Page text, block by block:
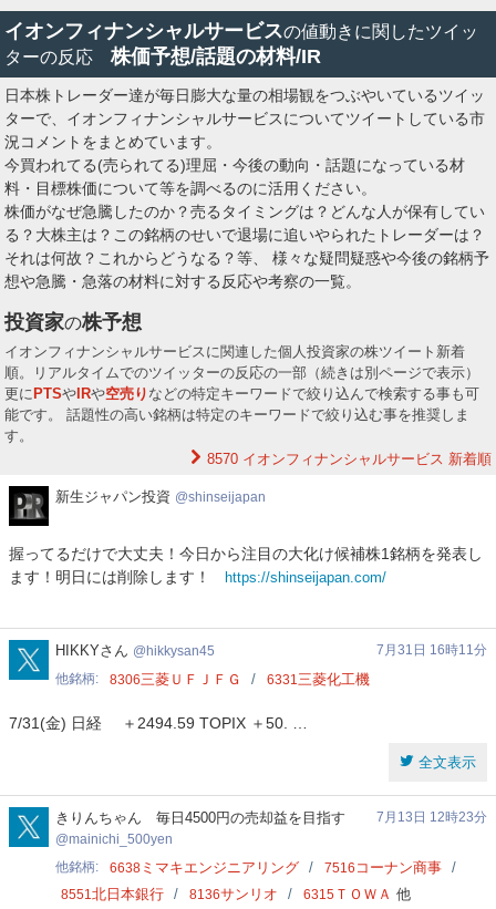
イオンフィナンシャルサービスの値動きに関したツイッ
ターの反応 株価予想/話題の材料/IR
日本株トレーダー達が毎日膨大な量の相場観をつぶやいているツイッ
ターで、イオンフィナンシャルサービスについてツイートしている市
況コメントをまとめています。
今買われてる(売られてる)理屈・今後の動向・話題になっている材
料・目標株価について等を調べるのに活用ください。
株価がなぜ急騰したのか？売るタイミングは？どんな人が保有してい
る？大株主は？この銘柄のせいで退場に追いやられたトレーダーは？
それは何故？これからどうなる？等、 様々な疑問疑惑や今後の銘柄予
想や急騰・急落の材料に対する反応や考察の一覧。
投資家の株予想
イオンフィナンシャルサービスに関連した個人投資家の株ツイート新着
順。リアルタイムでのツイッターの反応の一部（続きは別ページで表示）
更に PTSや IRや空売り などの特定キーワードで絞り込んで検索する事も可
能です。 話題性の高い銘柄は特定のキーワードで絞り込む事を推奨しま
す。
8570 イオンフィナンシャルサービス 新着順
新
ャ
パ
資
新生ジャパン投資 shinseijapan
握ってるだけで大丈夫！今日から注目の大化け候補株1銘柄を発表し
ます！明日には削除します！
https://shinseijapan.com/
hikkysan45
HIKKYさん hikkysan45
7月31日 16時11分
他銘柄
8306三菱ＵＦＪＦＧ 6331三菱化工機
7/31(金) 日経 ＋2494.59 TOPIX ＋50. …
全文表示
mainichi_500yen
きりんちゃん 毎日4500円の売却益を目指す
mainichi_500yen
7月13日 12時23分
他銘柄 6638 ミマキエンジニアリング 7516 コーナン商事
8551北日本銀行 8136サンリオ 6315 ＴＯＷＡ 他